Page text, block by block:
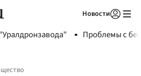
Новости
Проблемы с